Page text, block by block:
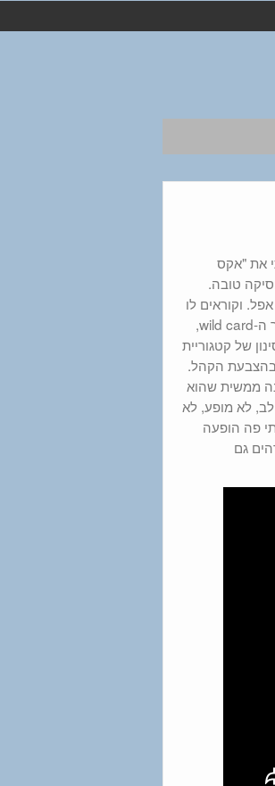
את "אקס
טובה.
וקוראים לו
כריסטופר מאלוני. הוא נכנס לתחרות בתור ה-wild card,
של קטגוריית
בהצבעת הקהל.
ממשית שהוא
לב, לא מופע, לא
פה הופעה
גם